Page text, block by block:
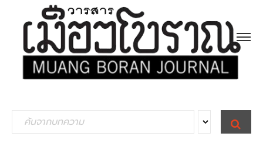
e
S
E
A